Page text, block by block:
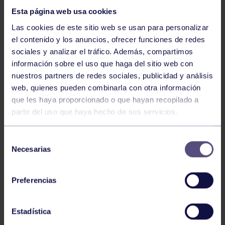
Esta página web usa cookies
Las cookies de este sitio web se usan para personalizar
el contenido y los anuncios, ofrecer funciones de redes
sociales y analizar el tráfico. Además, compartimos
información sobre el uso que haga del sitio web con
nuestros partners de redes sociales, publicidad y análisis
web, quienes pueden combinarla con otra información
que les haya proporcionado o que hayan recopilado a
partir del uso que haya hecho de sus servicios.
Necesarias
Preferencias
Estadística
Hockey 28 Jul 2026
ÓSCAR PALOMERO, RUMBO AL
MUNDIAL
Hockey